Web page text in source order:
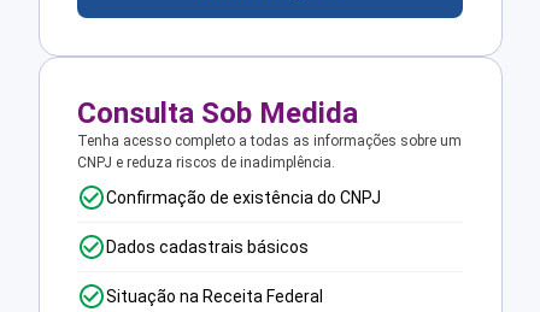
Consulta Sob Medida
Tenha acesso completo a todas as informações sobre um
CNPJ e reduza riscos de inadimplência.
Confirmação de existência do CNPJ
Dados cadastrais básicos
Situação na Receita Federal